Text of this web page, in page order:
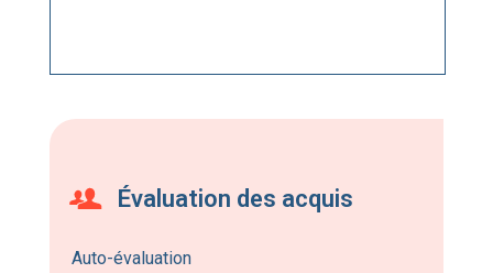
Évaluation des acquis
Auto-évaluation